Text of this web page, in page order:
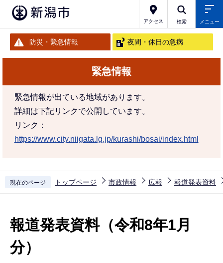
アクセス 検索 メニュー
防災・緊急情報 夜間・休日の急病
緊急情報
緊急情報が出ている地域があります。
詳細は下記リンクで公開しています。
リンク：
https://www.city.niigata.lg.jp/kurashi/bosai/index.html
現在のページ トップページ 市政情報 広報 報道発表資料
報道発表資料（令和8年1月
分）